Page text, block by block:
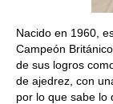
Nacido en 1960,
Campeón
de sus logros
de ajedrez, con
por lo que sabe lo